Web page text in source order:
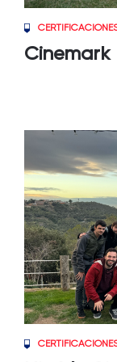
Cinemark